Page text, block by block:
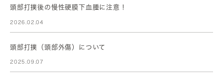
頭部打撲後の慢性硬膜下血腫に注意！
2026.02.04
頭部打撲（頭部外傷）について
2025.09.07